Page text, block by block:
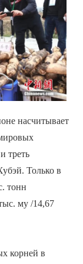
насчитывает
треть
Только в
тонн
му /14,67
корней в